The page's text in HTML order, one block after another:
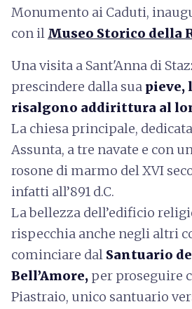
Monumento ai Caduti,
con il Museo Storico della
Una visita a Sant'Anna di
prescindere dalla sua pieve,
risalgono addirittura al
La chiesa principale,
Assunta, a tre navate e con
rosone di marmo del XVI
infatti all’891 d.C.
La bellezza dell’edificio
rispecchia anche negli altri
cominciare dal Santuario
Bell’Amore, per proseguire
Piastraio, unico santuario